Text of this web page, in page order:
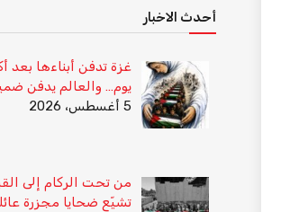
أحدث الاخبار
غزة تدفن أبناءها بعد
يوم… والعالم يدفن
5 أغسطس، 2026
من تحت الركام إلى
تشيّع ضحايا مجزرة